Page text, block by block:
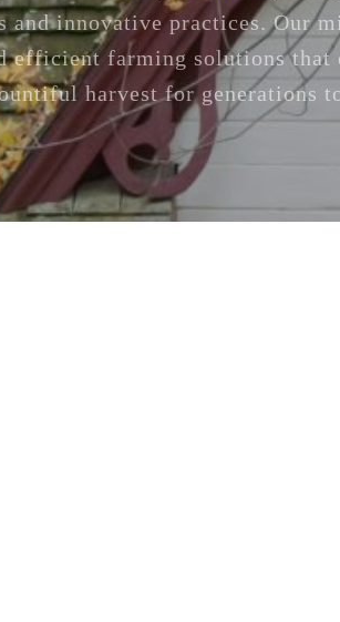
and innovative practices. Our
efficient farming solutions that
harvest for generations